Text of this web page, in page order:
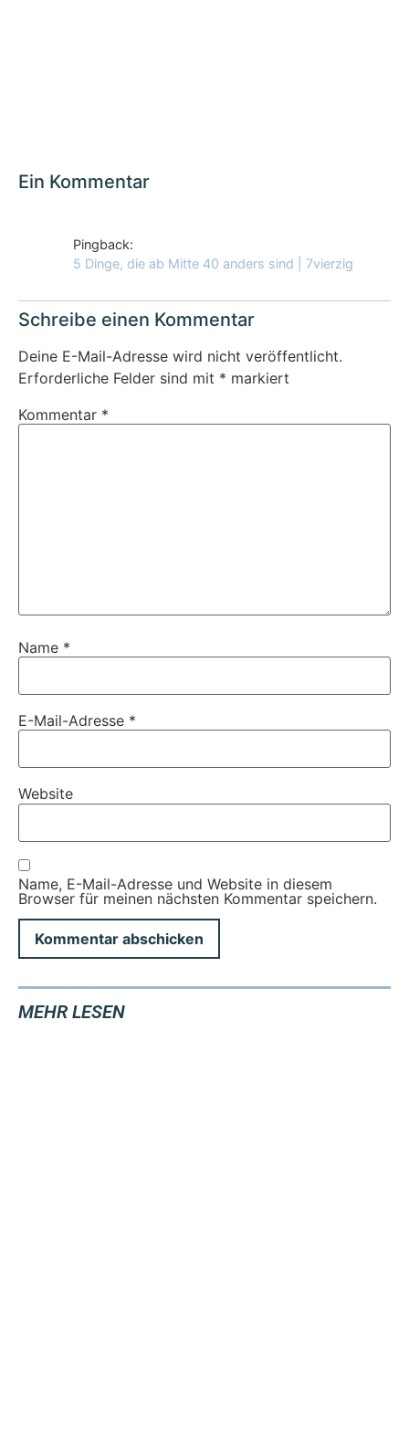
Ein Kommentar
Pingback:
5 Dinge, die ab Mitte 40 anders sind | 7vierzig
Schreibe einen Kommentar
Deine E-Mail-Adresse wird nicht veröffentlicht.
Erforderliche Felder sind mit * markiert
Kommentar *
Name *
E-Mail-Adresse *
Website
Name, E-Mail-Adresse und Website in diesem
Browser für meinen nächsten Kommentar speichern.
MEHR LESEN